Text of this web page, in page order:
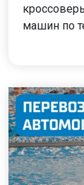
машин по